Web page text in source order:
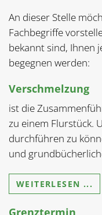
An dieser Stelle
Fachbegriffe
bekannt sind, Ihnen
begegnen werden:
Verschmelzung
ist die
zu einem Flurstück.
durchführen zu
und
WEITERLESEN ...
Grenztermin